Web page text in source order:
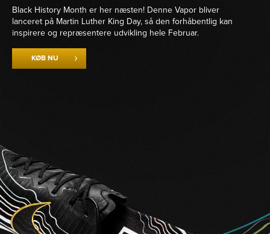
Black History Month er her næsten! Denne Vapor bliver
lanceret på Martin Luther King Day, så den forhåbentlig kan
inspirere og repræsentere udvikling hele Februar.
KØB NU